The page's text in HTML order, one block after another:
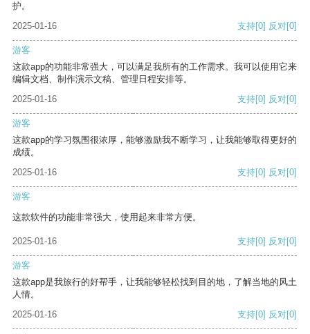
护。
2025-01-16
支持[0] 反对[0]
游客
这款app的功能非常强大，可以满足我所有的工作需求。我可以使用它来
编辑文档、制作演示文稿、管理日程安排等。
2025-01-16
支持[0] 反对[0]
游客
这款app的学习氛围很浓厚，能够激励我不断学习，让我能够取得更好的
成绩。
2025-01-16
支持[0] 反对[0]
游客
这款软件的功能非常强大，使用起来非常方便。
2025-01-16 支持[0] 反对[0]
游客
这款app是我旅行的好帮手，让我能够轻松找到目的地，了解当地的风土
人情。
2025-01-16
支持[0] 反对[0]